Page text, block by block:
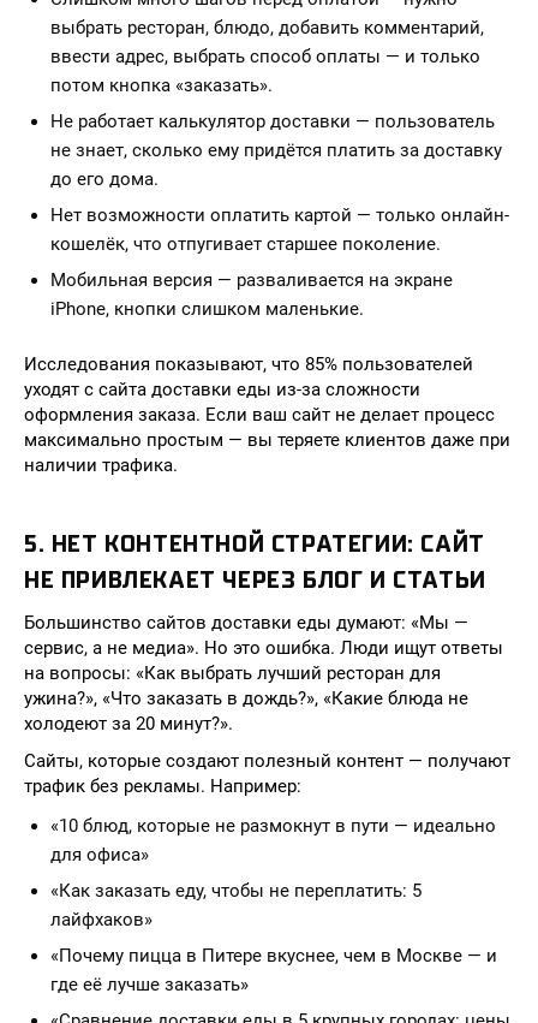
выбрать ресторан, блюдо, добавить комментарий,
ввести адрес, выбрать способ оплаты — и только
потом кнопка «заказать».
Не работает калькулятор доставки — пользователь
не знает, сколько ему придётся платить за доставку
до его дома.
Нет возможности оплатить картой — только онлайн-
кошелёк, что отпугивает старшее поколение.
Мобильная версия — разваливается на экране
iPhone, кнопки слишком маленькие.
Исследования показывают, что 85% пользователей
уходят с сайта доставки еды из-за сложности
оформления заказа. Если ваш сайт не делает процесс
максимально простым — вы теряете клиентов даже при
наличии трафика.
5. НЕТ КОНТЕНТНОЙ СТРАТЕГИИ: САЙТ
НЕ ПРИВЛЕКАЕТ ЧЕРЕЗ БЛОГ И СТАТЬИ
Большинство сайтов доставки еды думают: «Мы —
сервис, а не медиа». Но это ошибка. Люди ищут ответы
на вопросы: «Как выбрать лучший ресторан для
ужина?», «Что заказать в дождь?», «Какие блюда не
холодеют за 20 минут?».
Сайты, которые создают полезный контент — получают
трафик без рекламы. Например:
«10 блюд, которые не размокнут в пути — идеально
для офиса»
«Как заказать еду, чтобы не переплатить: 5
лайфхаков»
«Почему пицца в Питере вкуснее, чем в Москве — и
где её лучше заказать»